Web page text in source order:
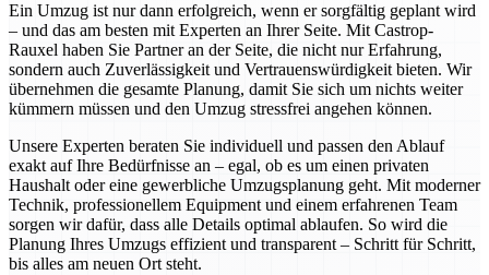
Ein Umzug ist nur dann erfolgreich, wenn er sorgfältig geplant wird
– und das am besten mit Experten an Ihrer Seite. Mit Castrop-
Rauxel haben Sie Partner an der Seite, die nicht nur Erfahrung,
sondern auch Zuverlässigkeit und Vertrauenswürdigkeit bieten. Wir
übernehmen die gesamte Planung, damit Sie sich um nichts weiter
kümmern müssen und den Umzug stressfrei angehen können.
Unsere Experten beraten Sie individuell und passen den Ablauf
exakt auf Ihre Bedürfnisse an – egal, ob es um einen privaten
Haushalt oder eine gewerbliche Umzugsplanung geht. Mit moderner
Technik, professionellem Equipment und einem erfahrenen Team
sorgen wir dafür, dass alle Details optimal ablaufen. So wird die
Planung Ihres Umzugs effizient und transparent – Schritt für Schritt,
bis alles am neuen Ort steht.